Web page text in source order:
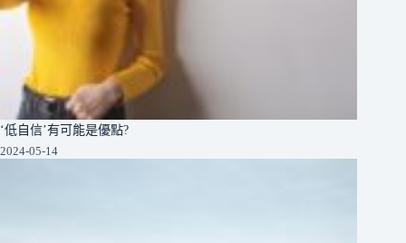
‘低自信’有可能是優點?
2024-05-14